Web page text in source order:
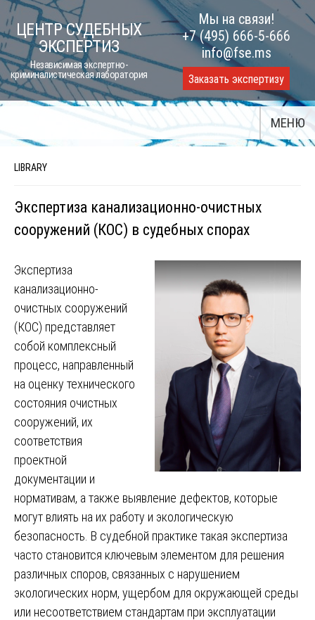
Skip
to
content
ЦЕНТР СУДЕБНЫХ
ЭКСПЕРТИЗ
Независимая экспертно-
криминалистическая лаборатория
Мы на связи!
+7 (495) 666-5-666
info@fse.ms
Заказать экспертизу
МЕНЮ
LIBRARY
Экспертиза канализационно-очистных
сооружений (КОС) в судебных спорах
Экспертиза
канализационно-
очистных сооружений
(КОС) представляет
собой комплексный
процесс, направленный
на оценку технического
состояния очистных
сооружений, их
соответствия
проектной
документации и
нормативам, а также выявление дефектов, которые
могут влиять на их работу и экологическую
безопасность. В судебной практике такая экспертиза
часто становится ключевым элементом для решения
различных споров, связанных с нарушением
экологических норм, ущербом для окружающей среды
или несоответствием стандартам при эксплуатации